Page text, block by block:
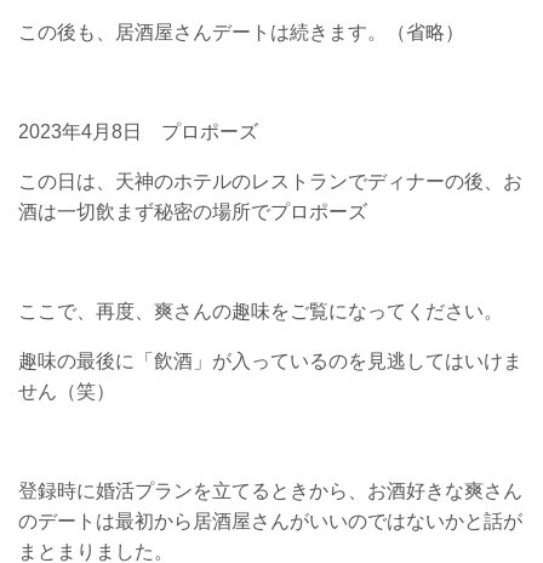
この後も、居酒屋さんデートは続きます。（省略）
2023年4月8日 プロポーズ
この日は、天神のホテルのレストランでディナーの後、お
酒は一切飲まず秘密の場所でプロポーズ
ここで、再度、爽さんの趣味をご覧になってください。
趣味の最後に「飲酒」が入っているのを見逃してはいけま
せん（笑）
登録時に婚活プランを立てるときから、お酒好きな爽さん
のデートは最初から居酒屋さんがいいのではないかと話が
まとまりました。